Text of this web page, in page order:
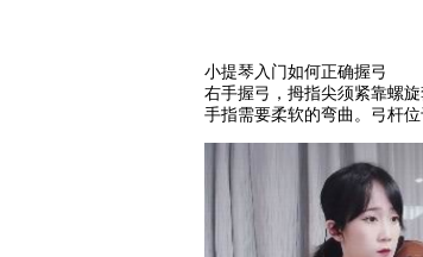
小提琴入门如何正确握弓
右手握弓，拇指尖须紧靠螺
手指需要柔软的弯曲。弓杆